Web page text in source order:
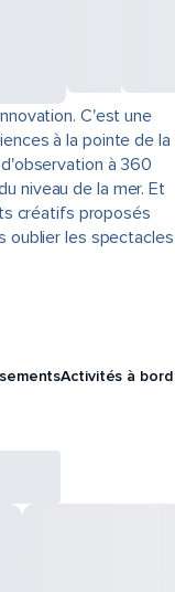
C'est une
à la pointe de la
à 360
niveau de la mer. Et
créatifs proposés
oublier les spectacles
Activités à bord